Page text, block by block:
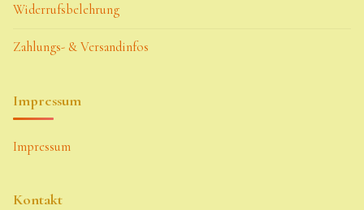
Widerrufsbelehrung
Zahlungs- & Versandinfos
Impressum
Impressum
Kontakt